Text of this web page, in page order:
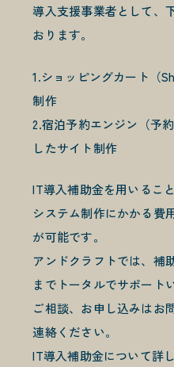
導入支援事業者として、
おります。
1.ショッピングカート（
制作
2.宿泊予約エンジン（予
したサイト制作
IT導入補助金を用いるこ
システム制作にかかる費
が可能です。
アンドクラフトでは、補
までトータルでサポート
ご相談、お申し込みはお
連絡ください。
IT導入補助金について詳